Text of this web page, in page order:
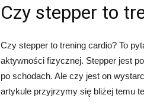
Czy stepper to
Czy stepper to trening cardio? To
aktywności fizycznej. Stepper jest
po schodach. Ale czy jest on
artykule przyjrzymy się bliżej temu